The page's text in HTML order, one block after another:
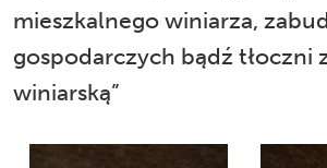
mieszkalnego winiarza,
gospodarczych bądź tłoczni
winiarską”